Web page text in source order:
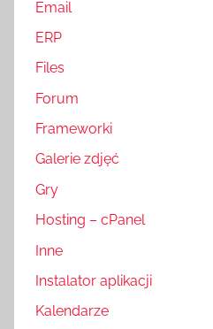
Email
ERP
Files
Forum
Frameworki
Galerie zdjęć
Gry
Hosting – cPanel
Inne
Instalator aplikacji
Kalendarze